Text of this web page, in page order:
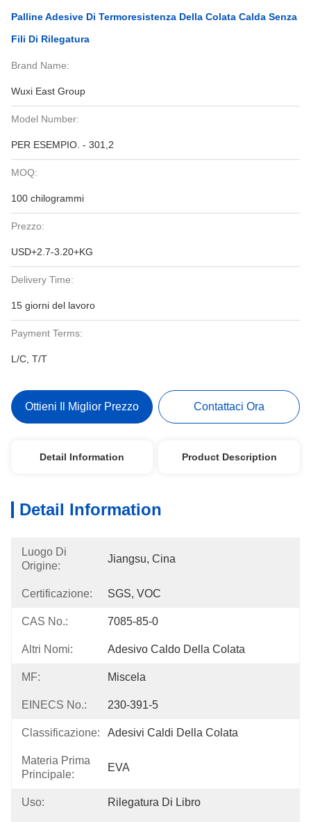
Palline Adesive Di Termoresistenza Della Colata Calda Senza
Fili Di Rilegatura
Brand Name:
Wuxi East Group
Model Number:
PER ESEMPIO. - 301,2
MOQ:
100 chilogrammi
Prezzo:
USD+2.7-3.20+KG
Delivery Time:
15 giorni del lavoro
Payment Terms:
L/C, T/T
Ottieni Il Miglior Prezzo Contattaci Ora
Detail Information Product Description
Detail Information
Luogo Di
Origine:
Jiangsu, Cina
Certificazione: SGS, VOC
CAS No.: 7085-85-0
Altri Nomi: Adesivo Caldo Della Colata
MF: Miscela
EINECS No.: 230-391-5
Classificazione: Adesivi Caldi Della Colata
Materia Prima
Principale:
EVA
Uso: Rilegatura Di Libro